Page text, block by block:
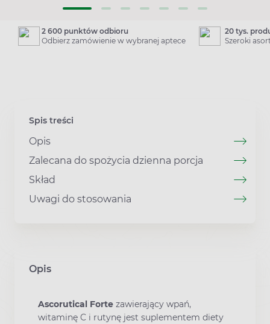
2 600 punktów odbioru
Odbierz zamówienie w wybranej aptece
20 tys.
Szeroki
Spis treści
Opis
Zalecana do spożycia dzienna porcja
Skład
Uwagi do stosowania
Opis
Ascorutical Forte zawierający wpań,
witaminę C i rutynę jest suplementem diety